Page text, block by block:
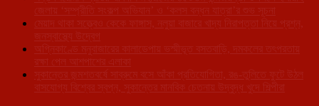
জেলায় ‘সম্প্রীতি সংকল্প অভিযান’ ও ‘কলস বন্ধন যাত্রা’র শুভ সূচনা
মেয়াদ থাকা সত্ত্বেও কেকে ফাঙ্গাস, নলুয়া বাজারে খাদ্য নিরাপত্তা নিয়ে প্রশ্ন,
জনস্বাস্থ্যে উদ্বেগ
অগ্নিকাণ্ডে মনুবাজারের কালাডেপায় ভস্মীভূত বসতবাড়ি, দমকলের তৎপরতায়
রক্ষা পেল আশপাশের এলাকা
সুকান্তের জন্মশতবর্ষে সাব্রুমে বসে আঁকা প্রতিযোগিতা, রঙ-তুলিতে ফুটে উঠল
বাসযোগ্য বিশ্বের স্বপ্ন, সুকান্তের মানবিক চেতনায় উদ্বুদ্ধ খুদে শিল্পীরা